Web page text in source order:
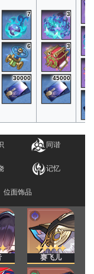
7
6
30000
3
3
45000
同谐
记忆
位面饰品
赛飞儿